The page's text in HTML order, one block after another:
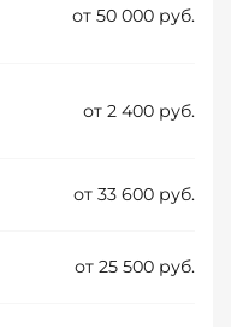
от 50 000 руб.
от 2 400 руб.
от 33 600 руб.
от 25 500 руб.